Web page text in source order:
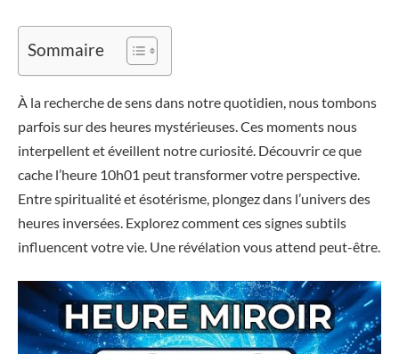
Sommaire
À la recherche de sens dans notre quotidien, nous tombons
parfois sur des heures mystérieuses. Ces moments nous
interpellent et éveillent notre curiosité. Découvrir ce que
cache l’heure 10h01 peut transformer votre perspective.
Entre spiritualité et ésotérisme, plongez dans l’univers des
heures inversées. Explorez comment ces signes subtils
influencent votre vie. Une révélation vous attend peut-être.